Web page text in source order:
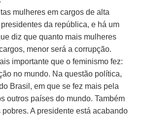
mulheres em cargos de alta
da república, e há um
diz que quanto mais mulheres
menor será a corrupção.
importante que o feminismo fez:
no mundo. Na questão política,
Brasil, em que se fez mais pela
outros países do mundo. Também
A presidente está acabando